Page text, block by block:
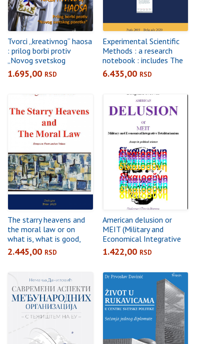
Tvorci „kreativnog“ haosa
: prilog borbi protiv
„Novog svetskog
poretka“
1.695,00 RSD
Experimental Scientific
Methods : а research
notebook : includes The
Lancet Fraud: COVID-19
chloroquin therapy
6.435,00 RSD
The starry heavens and
the moral law or on
what is, what is good,
and what is beautiful :
philosophical essays on
2.445,00 RSD
American delusion or
MEIT (Military and
Economical Integrative
Totalitarianism) : rise and
fall of the western
assays in political science
1.422,00 RSD